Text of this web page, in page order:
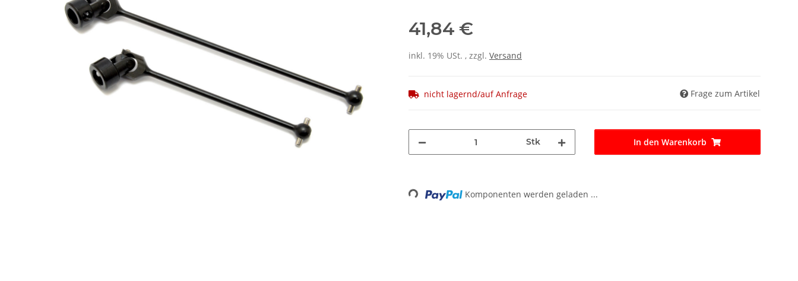
41,84 €
inkl. 19% USt. , zzgl. Versand
nicht lagernd/auf Anfrage Frage zum Artikel
Stk In den Warenkorb
Loading... Komponenten werden geladen ...